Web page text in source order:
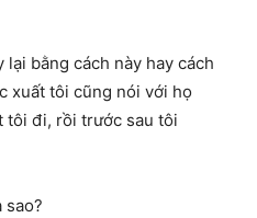
lại bằng cách này hay cách
xuất tôi cũng nói với họ
tôi đi, rồi trước sau tôi
sao?